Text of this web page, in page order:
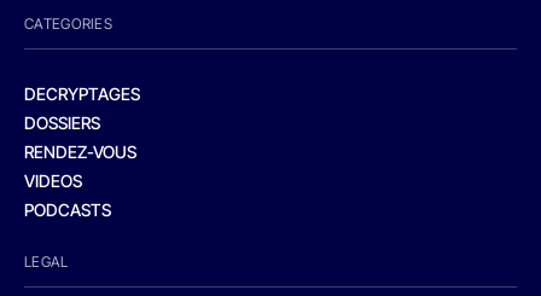
CATEGORIES
DECRYPTAGES
DOSSIERS
RENDEZ-VOUS
VIDEOS
PODCASTS
LEGAL